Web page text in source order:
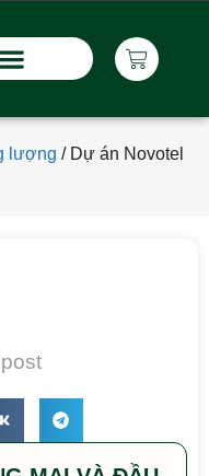
lượng / Dự án Novotel